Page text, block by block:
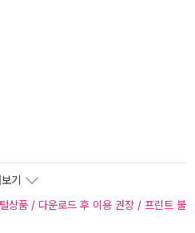
기
상품 / 다운로드 후 이용 권장 / 프린트 불